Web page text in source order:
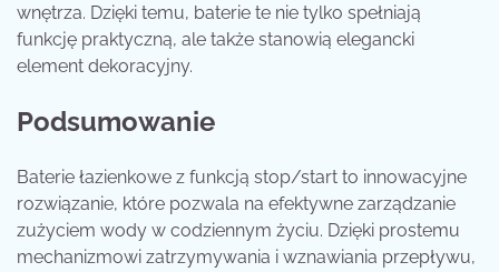
wnętrza. Dzięki temu, baterie te nie tylko spełniają
funkcję praktyczną, ale także stanowią elegancki
element dekoracyjny.
Podsumowanie
Baterie łazienkowe z funkcją stop/start to innowacyjne
rozwiązanie, które pozwala na efektywne zarządzanie
zużyciem wody w codziennym życiu. Dzięki prostemu
mechanizmowi zatrzymywania i wznawiania przepływu,